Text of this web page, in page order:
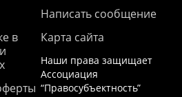
в
Написать сообщение
Карта сайта
Наши права защищает
Ассоциация
“Правосубъектность”